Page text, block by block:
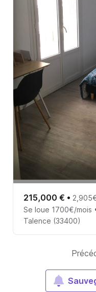
215,000 € •
Se loue 1700€/mois
Talence (33400)